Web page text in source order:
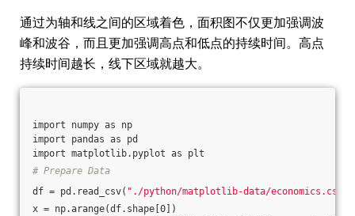
通过为轴和线之间的区域着色，面积图不仅更加强调波
峰和波谷，而且更加强调高点和低点的持续时间。高点
持续时间越长，线下区域就越大。
import numpy as np
import pandas as pd
import matplotlib.pyplot as plt
# Prepare Data
df = pd.read_csv( "./python/matplotlib-data/economics.csv"
x = np.arange(df.shape[0])